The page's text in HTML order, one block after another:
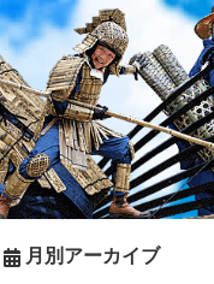
月別アーカイブ